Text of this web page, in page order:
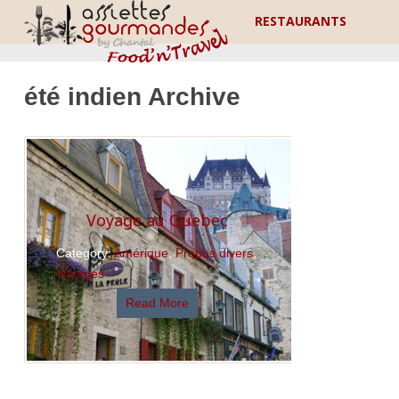
RESTAURANTS
été indien Archive
Voyage au Quebec
Category:Amérique,Propos divers,
Voyages
Read More